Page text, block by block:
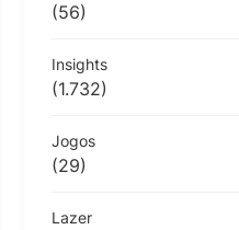
(56)
Insights
(1.732)
Jogos
(29)
Lazer